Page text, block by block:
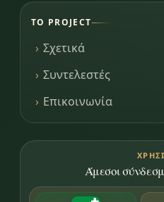
ΤΟ PROJECT
Σχετικά
Συντελεστές
Επικοινωνία
Άμεσοι